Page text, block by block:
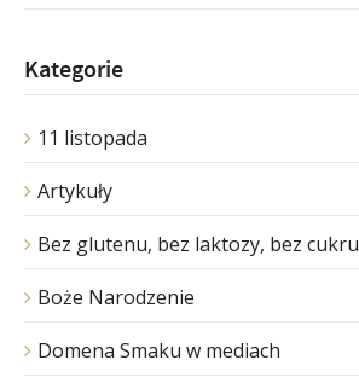
Kategorie
11 listopada
Artykuły
Bez glutenu, bez laktozy, bez cukru
Boże Narodzenie
Domena Smaku w mediach